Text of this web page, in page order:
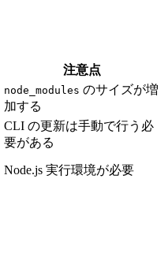
注意点
node_modules のサイズが増
加する
CLI の更新は手動で行う必
要がある
Node.js 実行環境が必要